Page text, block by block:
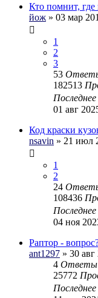
Кто помнит, где
йож » 03 мар
1
2
3
53
182513
01 авг
Код краски
nsavin » 21 июл
1
2
24
108436
04 ноя
Раптор -
ant1297 » 30
4 Ответы
25772